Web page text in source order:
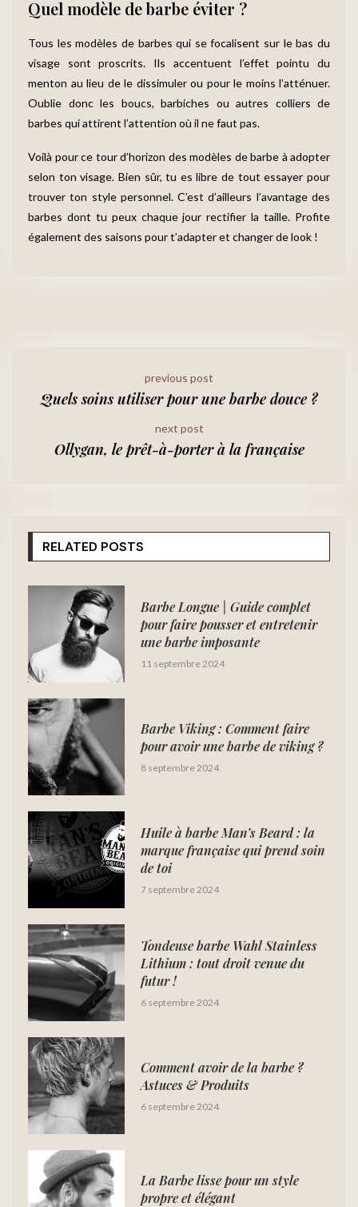
Quel modèle de barbe éviter ?
Tous les modèles de barbes qui se focalisent sur le bas du
visage sont proscrits. Ils accentuent l’effet pointu du
menton au lieu de le dissimuler ou pour le moins l’atténuer.
Oublie donc les boucs, barbiches ou autres colliers de
barbes qui attirent l’attention où il ne faut pas.
Voilà pour ce tour d’horizon des modèles de barbe à adopter
selon ton visage. Bien sûr, tu es libre de tout essayer pour
trouver ton style personnel. C’est d’ailleurs l’avantage des
barbes dont tu peux chaque jour rectifier la taille. Profite
également des saisons pour t’adapter et changer de look !
previous post
Quels soins utiliser pour une barbe douce ?
next post
Ollygan, le prêt-à-porter à la française
RELATED POSTS
Barbe Longue | Guide complet
pour faire pousser et entretenir
une barbe imposante
11 septembre 2024
Barbe Viking : Comment faire
pour avoir une barbe de viking ?
8 septembre 2024
Huile à barbe Man’s Beard : la
marque française qui prend soin
de toi
7 septembre 2024
Tondeuse barbe Wahl Stainless
Lithium : tout droit venue du
futur !
6 septembre 2024
Comment avoir de la barbe ?
Astuces & Produits
6 septembre 2024
La Barbe lisse pour un style
propre et élégant